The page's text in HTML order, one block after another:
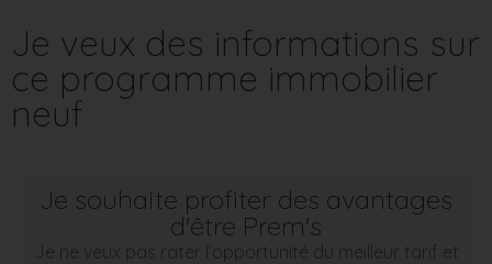
Je veux des informations sur
ce programme immobilier
neuf
Je souhaite profiter des avantages
d'être Prem's
Je ne veux pas rater l’opportunité du meilleur tarif et